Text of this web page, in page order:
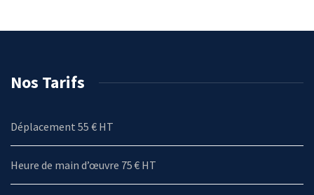
Nos Tarifs
Déplacement 55 € HT
Heure de main d’œuvre 75 € HT